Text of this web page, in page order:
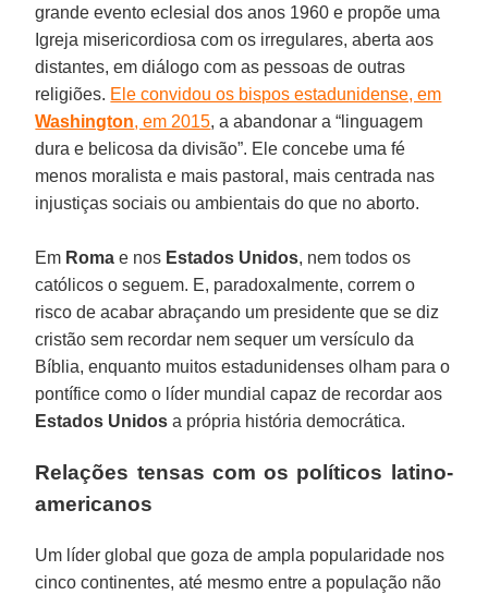
grande evento eclesial dos anos 1960 e propõe uma
Igreja misericordiosa com os irregulares, aberta aos
distantes, em diálogo com as pessoas de outras
religiões. Ele convidou os bispos estadunidense, em
Washington, em 2015, a abandonar a “linguagem
dura e belicosa da divisão”. Ele concebe uma fé
menos moralista e mais pastoral, mais centrada nas
injustiças sociais ou ambientais do que no aborto.
Em Roma e nos Estados Unidos, nem todos os
católicos o seguem. E, paradoxalmente, correm o
risco de acabar abraçando um presidente que se diz
cristão sem recordar nem sequer um versículo da
Bíblia, enquanto muitos estadunidenses olham para o
pontífice como o líder mundial capaz de recordar aos
Estados Unidos a própria história democrática.
Relações tensas com os políticos latino-
americanos
Um líder global que goza de ampla popularidade nos
cinco continentes, até mesmo entre a população não